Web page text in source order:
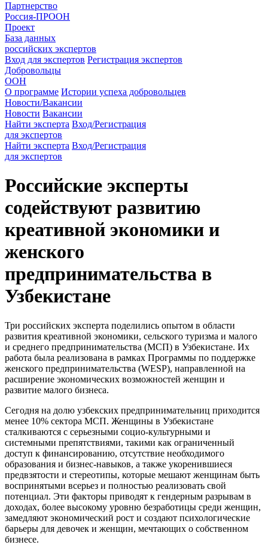
Партнерство
Россия-ПРООН
Проект
База данных
российских экспертов
Вход для экспертов Регистрация экспертов
Добровольцы
ООН
О программе Истории успеха добровольцев
Новости/Вакансии
Новости Вакансии
Найти эксперта Вход/Регистрация
для экспертов
Найти эксперта Вход/Регистрация
для экспертов
Российские эксперты
содействуют развитию
креативной экономики и
женского
предпринимательства в
Узбекистане
Три российских эксперта поделились опытом в области
развития креативной экономики, сельского туризма и малого
и среднего предпринимательства (МСП) в Узбекистане. Их
работа была реализована в рамках Программы по поддержке
женского предпринимательства (WESP), направленной на
расширение экономических возможностей женщин и
развитие малого бизнеса.
Сегодня на долю узбекских предпринимательниц приходится
менее 10% сектора МСП. Женщины в Узбекистане
сталкиваются с серьезными социо-культурными и
системными препятствиями, такими как ограниченный
доступ к финансированию, отсутствие необходимого
образования и бизнес-навыков, а также укоренившиеся
предвзятости и стереотипы, которые мешают женщинам быть
воспринятыми всерьез и полностью реализовать свой
потенциал. Эти факторы приводят к гендерным разрывам в
доходах, более высокому уровню безработицы среди женщин,
замедляют экономический рост и создают психологические
барьеры для девочек и женщин, мечтающих о собственном
бизнесе.